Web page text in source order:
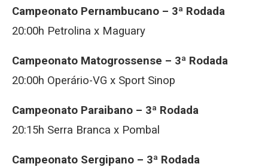
Campeonato Pernambucano – 3ª Rodada
20:00h Petrolina x Maguary
Campeonato Matogrossense – 3ª Rodada
20:00h Operário-VG x Sport Sinop
Campeonato Paraibano – 3ª Rodada
20:15h Serra Branca x Pombal
Campeonato Sergipano – 3ª Rodada